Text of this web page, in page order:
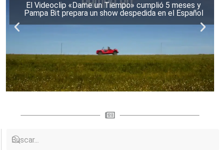
El Videoclip «Dame un Tiempo» cumplió 5 meses y
Pampa Bit prepara un show despedida en el Español